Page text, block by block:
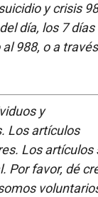
y crisis
día, los 7 días
988, o a
y
Los artículos
Los artículos
Por favor, dé